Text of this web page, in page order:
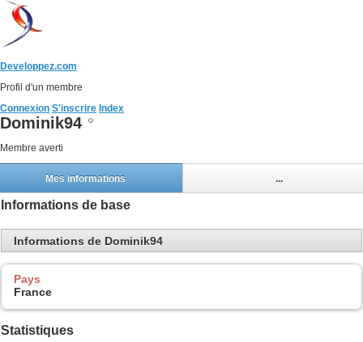
Developpez.com
Profil d'un membre
Connexion S'inscrire Index
Dominik94
Membre averti
Mes informations ...
Informations de base
Informations de Dominik94
Pays
France
Statistiques